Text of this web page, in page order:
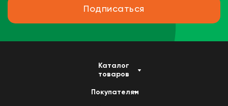
Подписаться
Каталог
товаров
Покупателям